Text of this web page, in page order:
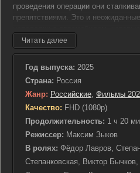
проведения операции они
препятствиями. Это и
предугадать. Несмотря на все эти
оптимизма, пытаясь найти выход
план начинают вмешиваться
события. Они стараются
но обстоятельства оказываются
новый поворот событий только
задачу. И вот, когда кажется, что
неожиданно в дело вступает
долю. Теперь братьям приходится
собственными ошибками, но и
конкурентами. Ситуация
Читать далее
Год выпуска: 2025
Страна: Россия
Жанр: Российские, Фильмы
Качество: FHD (1080p)
Продолжительность: 1 ч 20
Режиссер: Максим Зыков
В ролях: Фёдор Лавров,
Степанковская, Виктор